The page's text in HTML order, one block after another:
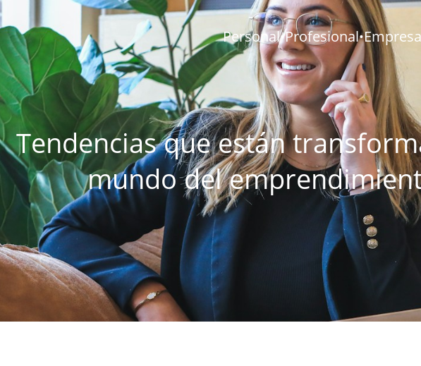
Personal•Profesional•
Tendencias que están
mundo del